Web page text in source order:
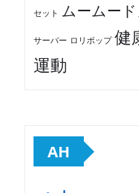
セット ムームー
サーバー ロリポップ 健
運動
AH